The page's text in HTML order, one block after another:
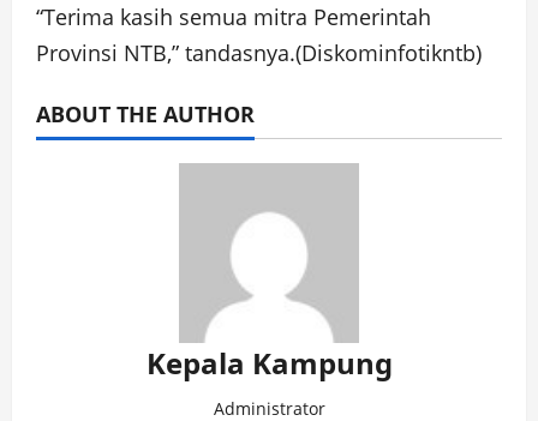
“Terima kasih semua mitra Pemerintah
Provinsi NTB,” tandasnya.(Diskominfotikntb)
ABOUT THE AUTHOR
Kepala Kampung
Administrator